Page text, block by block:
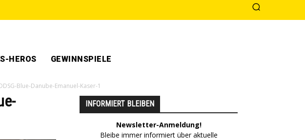
HEROS GEWINNSPIELE
Blue-Danube-Emanuel-Kaser-1
INFORMIERT BLEIBEN
Newsletter-Anmeldung!
Bleibe immer informiert über aktuelle